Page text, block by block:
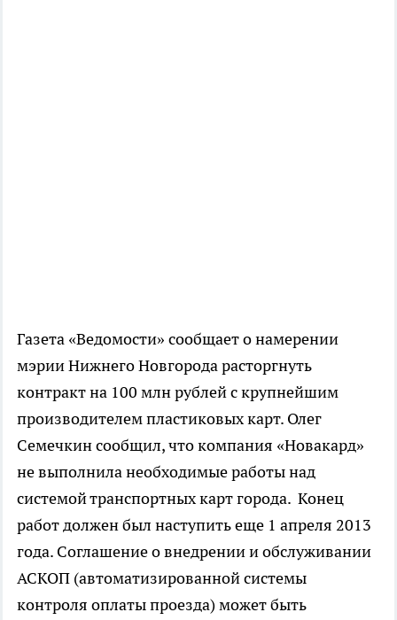
Газета «Ведомости» сообщает о намерении
мэрии Нижнего Новгорода расторгнуть
контракт на 100 млн рублей с крупнейшим
производителем пластиковых карт. Олег
Семечкин сообщил, что компания «Новакард»
не выполнила необходимые работы над
системой транспортных карт города. Конец
работ должен был наступить еще 1 апреля 2013
года. Соглашение о внедрении и обслуживании
АСКОП (автоматизированной системы
контроля оплаты проезда) может быть